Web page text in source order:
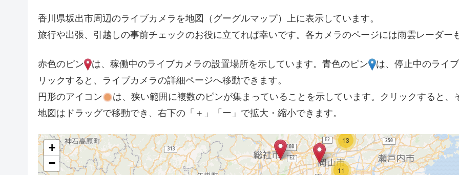
香川県坂出市周辺のライブカメラを地図（グーグルマップ）上に表示しています。
旅行や出張、引越しの事前チェックのお役に立てれば幸いです。各カメラのページには雨雲レーダー
赤色のピン は、稼働中のライブカメラの設置場所を示しています。青色のピン
は、停止中のライ
リックすると、ライブカメラの詳細ページへ移動できます。
円形のアイコン
は、狭い範囲に複数のピンが集まっていることを示しています。クリックすると、
地図はドラッグで移動でき、右下の「＋」「ー」で拡大・縮小できます。
11
13
2
+
−